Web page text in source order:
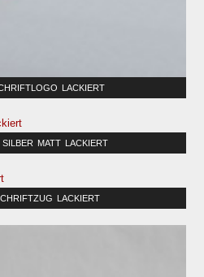
LACKIERT
MATT LACKIERT
LACKIERT